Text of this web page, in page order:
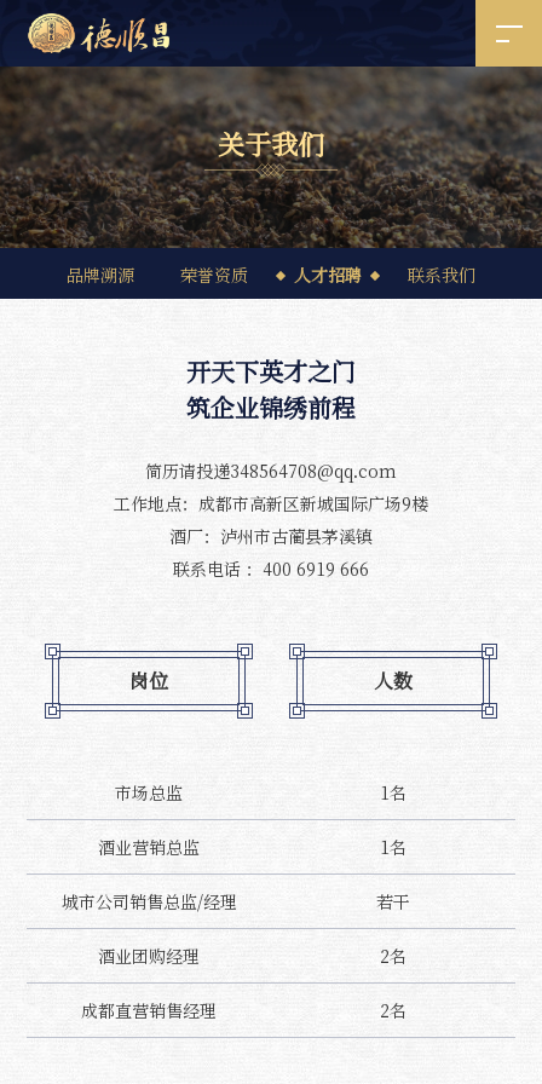
关于我们
品牌溯源 荣誉资质 人才招聘 联系我们
开天下英才之门
筑企业锦绣前程
简历请投递348564708@qq.com
工作地点：成都市高新区新城国际广场9楼
酒厂：泸州市古蔺县茅溪镇
联系电话 ：400 6919 666
岗位 人数
市场总监 1名
酒业营销总监 1名
城市公司销售总监/经理 若干
酒业团购经理 2名
成都直营销售经理 2名